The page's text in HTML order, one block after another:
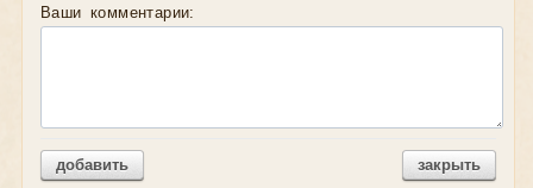
Ваши комментарии:
добавить закрыть